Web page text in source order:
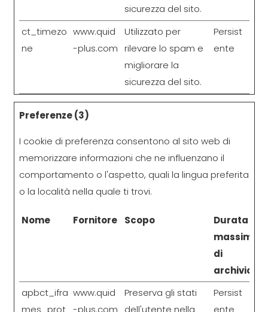
sicurezza del sito.
ct_timezo
ne
www.quid
-plus.com
Utilizzato per
rilevare lo spam e
migliorare la
sicurezza del sito.
Persist
ente
Preferenze (3)
I cookie di preferenza consentono al sito web di
memorizzare informazioni che ne influenzano il
comportamento o l'aspetto, quali la lingua preferita
o la località nella quale ti trovi.
Nome Fornitore Scopo
Durata
massima
di
apbct_ifra
mes_prot
www.quid
-plus.com
Preserva gli stati
dell'utente nella
Persist
ente